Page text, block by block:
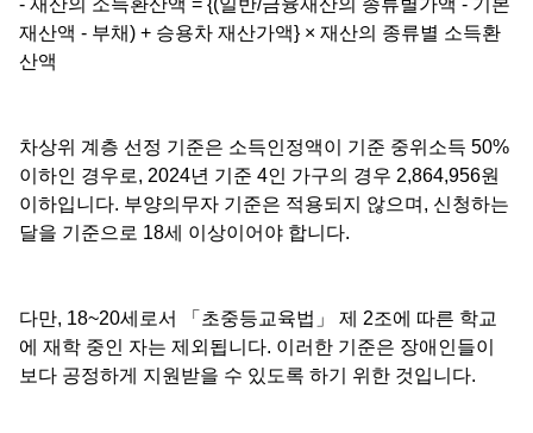
재산액 - 부채) + 승용차 재산가액} × 재산의 종류별 소득환
산액
차상위 계층 선정 기준은 소득인정액이 기준 중위소득 50%
이하인 경우로, 2024년 기준 4인 가구의 경우 2,864,956원
이하입니다. 부양의무자 기준은 적용되지 않으며, 신청하는
달을 기준으로 18세 이상이어야 합니다.
다만, 18~20세로서 「초중등교육법」 제 2조에 따른 학교
에 재학 중인 자는 제외됩니다. 이러한 기준은 장애인들이
보다 공정하게 지원받을 수 있도록 하기 위한 것입니다.